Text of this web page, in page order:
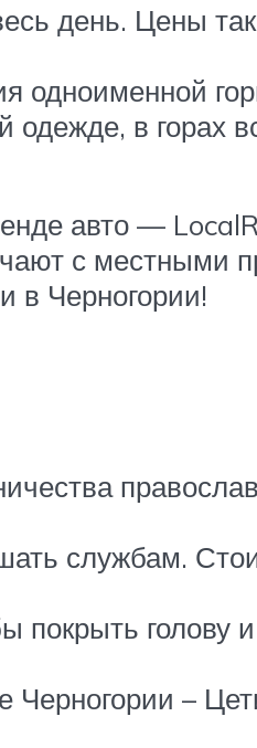
день. Цены
одноименной
в горах
авто —
с местными
в Черногории!
службам.
голову
–